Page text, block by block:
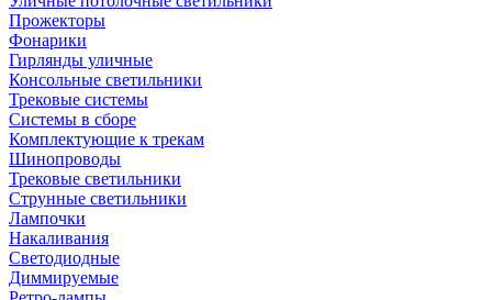
Прожекторы
Фонарики
Гирлянды уличные
Консольные светильники
Трековые системы
Системы в сборе
Комплектующие к трекам
Шинопроводы
Трековые светильники
Струнные светильники
Лампочки
Накаливания
Светодиодные
Диммируемые